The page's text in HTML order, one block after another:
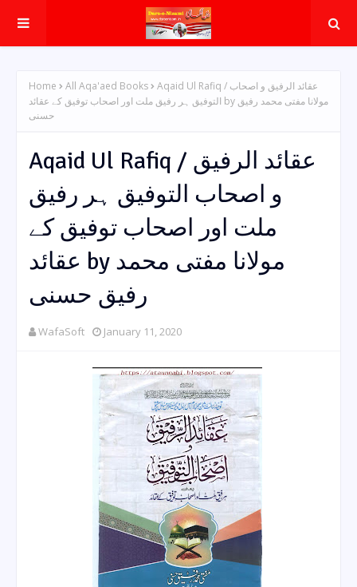
Home All Aqa'aed Books
Aqaid Ul Rafiq / عقائد الرفیق و اصحاب
التوفیق ہر رفیق ملت اور اصحاب توفیق کے عقائد by مولانا مفتی محمد رفیق
حسنی
Aqaid Ul Rafiq / عقائد الرفیق
و اصحاب التوفیق ہر رفیق
ملت اور اصحاب توفیق کے
عقائد by مولانا مفتی محمد
رفیق حسنی
WafaSoft January 11, 2020